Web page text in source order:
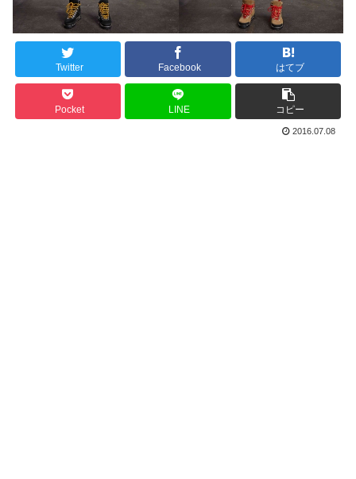
Twitter Facebook はてブ
Pocket LINE コピー
2016.07.08